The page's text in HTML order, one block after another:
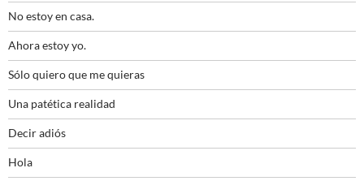
No estoy en casa.
Ahora estoy yo.
Sólo quiero que me quieras
Una patética realidad
Decir adiós
Hola